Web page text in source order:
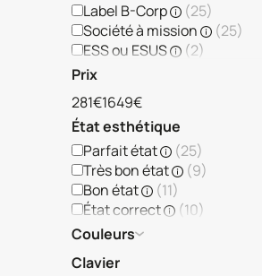
Label B-Corp
(25)
Société à mission
(25)
ESS ou ESUS
(2)
Prix
281€1649€
État esthétique
Parfait état
(25)
Très bon état
(9)
Bon état
(11)
État correct
(10)
Couleurs
Clavier